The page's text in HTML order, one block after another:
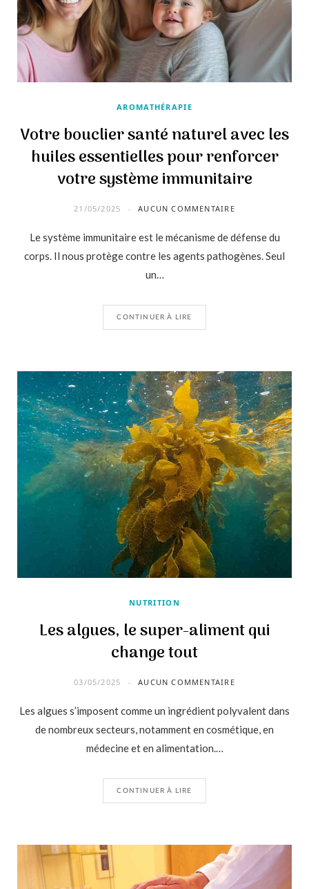
AROMATHÉRAPIE
Votre bouclier santé naturel avec les
huiles essentielles pour renforcer
votre système immunitaire
21/05/2025 AUCUN COMMENTAIRE
Le système immunitaire est le mécanisme de défense du
corps. Il nous protège contre les agents pathogènes. Seul
un…
CONTINUER À LIRE
NUTRITION
Les algues, le super-aliment qui
change tout
03/05/2025 AUCUN COMMENTAIRE
Les algues s’imposent comme un ingrédient polyvalent dans
de nombreux secteurs, notamment en cosmétique, en
médecine et en alimentation.…
CONTINUER À LIRE